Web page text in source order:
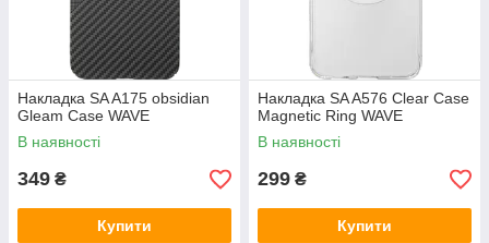
Накладка SA A175 obsidian
Gleam Case WAVE
В наявності
349 ₴
Купити
Накладка SA A576 Clear Case
Magnetic Ring WAVE
В наявності
299 ₴
Купити